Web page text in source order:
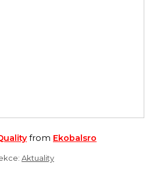
from Ekobalsro
Aktuality